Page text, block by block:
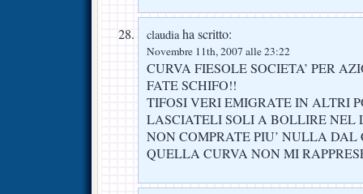
claudiaha scritto:
Novembre 11th, 2007 alle 23:22
CURVA FIESOLE SOCIETA’ PER
FATE SCHIFO!!
TIFOSI VERI EMIGRATE IN ALTRI
LASCIATELI SOLI A BOLLIRE NEL
NON COMPRATE PIU’ NULLA
QUELLA CURVA NON MI